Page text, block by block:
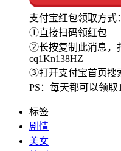
支付宝红包领取方式：
①直接扫码领红包
②长按复制此消息，
cq1Kn138HZ
③打开支付宝首页搜
PS：每天都可以领取
标签
剧情
美女